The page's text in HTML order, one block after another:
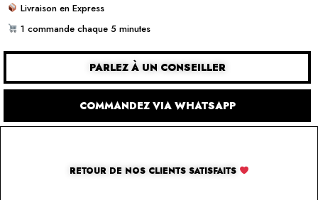
Livraison en Express
1 commande chaque 5 minutes
PARLEZ À UN CONSEILLER
COMMANDEZ VIA WHATSAPP
RETOUR DE NOS CLIENTS SATISFAITS